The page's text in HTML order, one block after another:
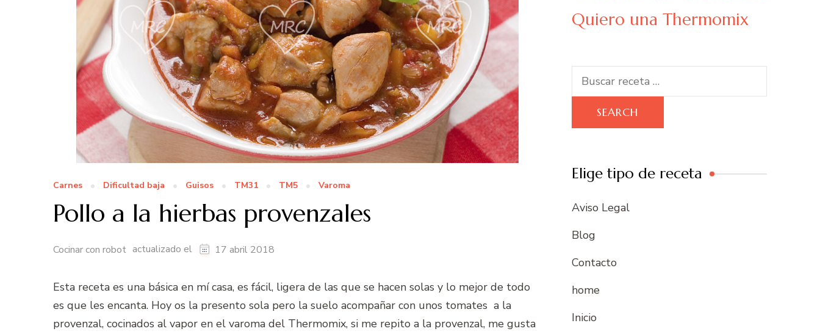
Carnes Dificultad baja Guisos TM31 TM5 Varoma
Pollo a la hierbas provenzales
Cocinar con robot actualizado el 17 abril 2018
Esta receta es una básica en mí casa, es fácil, ligera de las que se hacen solas y lo mejor de todo
es que les encanta. Hoy os la presento sola pero la suelo acompañar con unos tomates a la
provenzal, cocinados al vapor en el varoma del Thermomix, si me repito a la provenzal, me gusta
Quiero una Thermomix
Search
for:
Elige tipo de receta
Aviso Legal
Blog
Contacto
home
Inicio